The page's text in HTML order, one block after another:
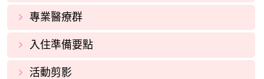
專業醫療群
入住準備要點
活動剪影